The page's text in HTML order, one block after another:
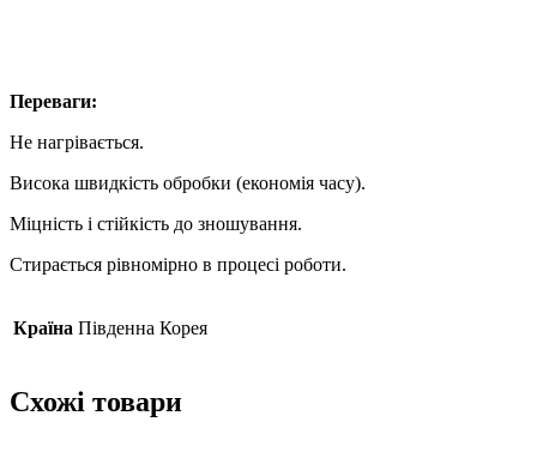
Переваги:
Не нагрівається.
Висока швидкість обробки (економія часу).
Міцність і стійкість до зношування.
Стирається рівномірно в процесі роботи.
Країна Південна Корея
Схожі товари